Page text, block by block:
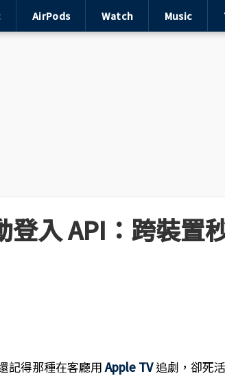
AirPods Watch Music
登入 API：跨裝置
記得那種在客廳用Apple TV追劇，卻死